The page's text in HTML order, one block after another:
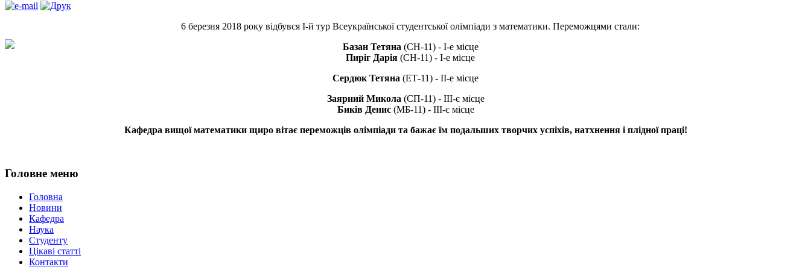
6 березня 2018 року відбувся І-й тур Всеукраїнської студентської олімпіади з математики. Переможцями стали:
Базан Тетяна (СН-11) - І-е місце
Пиріг Дарія (СН-11) - І-е місце
Сердюк Тетяна (ЕТ-11) - ІІ-е місце
Заярний Микола (СП-11) - ІІІ-є місце
Биків Денис(МБ-11) - ІІІ-є місце
Кафедра вищої математики щиро вітає переможців олімпіади та бажає їм подальших творчих успіхів, натхнення і плідної праці!
Головне меню
Головна
Новини
Кафедра
Наука
Студенту
Цікаві статті
Контакти